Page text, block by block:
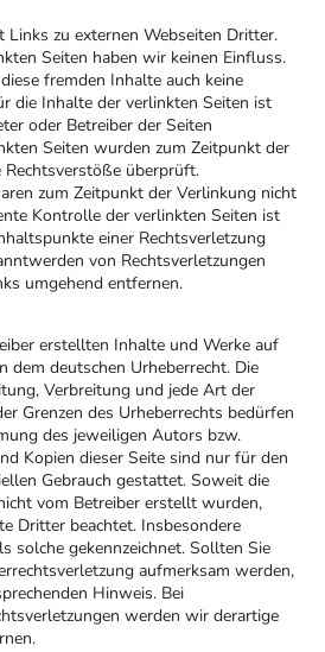
Links zu externen Webseiten Dritter.
Seiten haben wir keinen Einfluss.
fremden Inhalte auch keine
die Inhalte der verlinkten Seiten ist
oder Betreiber der Seiten
Seiten wurden zum Zeitpunkt der
überprüft.
zum Zeitpunkt der Verlinkung nicht
Kontrolle der verlinkten Seiten ist
einer Rechtsverletzung
von Rechtsverletzungen
umgehend entfernen.
erstellten Inhalte und Werke auf
dem deutschen Urheberrecht. Die
Verbreitung und jede Art der
Grenzen des Urheberrechts bedürfen
des jeweiligen Autors bzw.
Kopien dieser Seite sind nur für den
Gebrauch gestattet. Soweit die
vom Betreiber erstellt wurden,
Dritter beachtet. Insbesondere
solche gekennzeichnet. Sollten Sie
aufmerksam werden,
Hinweis. Bei
werden wir derartige